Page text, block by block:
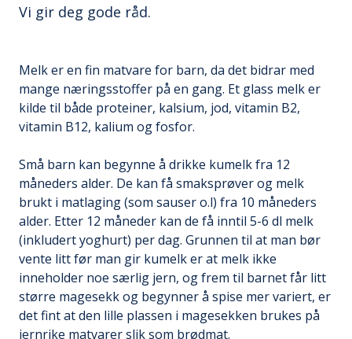
Vi gir deg gode råd.
Melk er en fin matvare for barn, da det bidrar med
mange næringsstoffer på en gang. Et glass melk er
kilde til både proteiner, kalsium, jod, vitamin B2,
vitamin B12, kalium og fosfor.
Små barn kan begynne å drikke kumelk fra 12
måneders alder. De kan få smaksprøver og melk
brukt i matlaging (som sauser o.l) fra 10 måneders
alder. Etter 12 måneder kan de få inntil 5-6 dl melk
(inkludert yoghurt) per dag. Grunnen til at man bør
vente litt før man gir kumelk er at melk ikke
inneholder noe særlig jern, og frem til barnet får litt
større magesekk og begynner å spise mer variert, er
det fint at den lille plassen i magesekken brukes på
jernrike matvarer slik som brødmat.